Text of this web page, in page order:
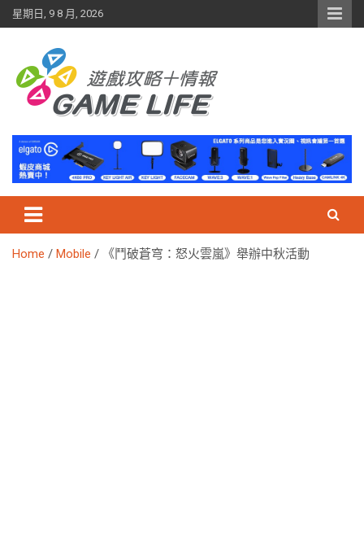
Skip
to
星期日, 9 8 月, 2026
Home Mobile 《鬥破蒼穹：怒火雲嵐》舉辦中秋活動